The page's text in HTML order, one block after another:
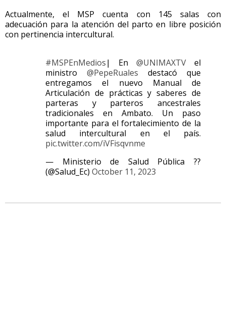
Actualmente, el MSP cuenta con 145 salas con
adecuación para la atención del parto en libre posición
con pertinencia intercultural.
#MSPEnMedios| En @UNIMAXTV el
ministro @PepeRuales destacó que
entregamos el nuevo Manual de
Articulación de prácticas y saberes de
parteras y parteros ancestrales
tradicionales en Ambato. Un paso
importante para el fortalecimiento de la
salud intercultural en el país.
pic.twitter.com/iVFisqvnme
— Ministerio de Salud Pública ??
(@Salud_Ec) October 11, 2023